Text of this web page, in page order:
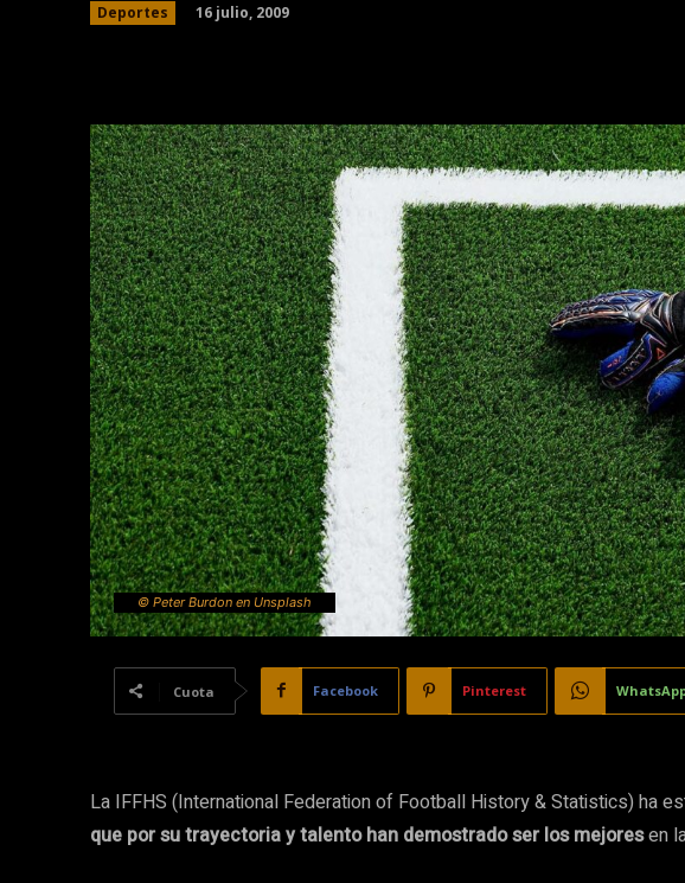
Deportes 16 julio, 2009
© Peter Burdon en Unsplash
Cuota Facebook Pinterest
La IFFHS (International Federation of Football History & Statistics) ha
que por su trayectoria y talento han demostrado ser los mejoresen